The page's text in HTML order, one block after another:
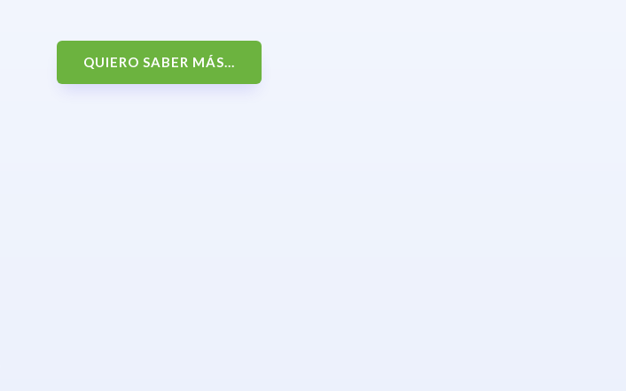
QUIERO SABER MÁS...